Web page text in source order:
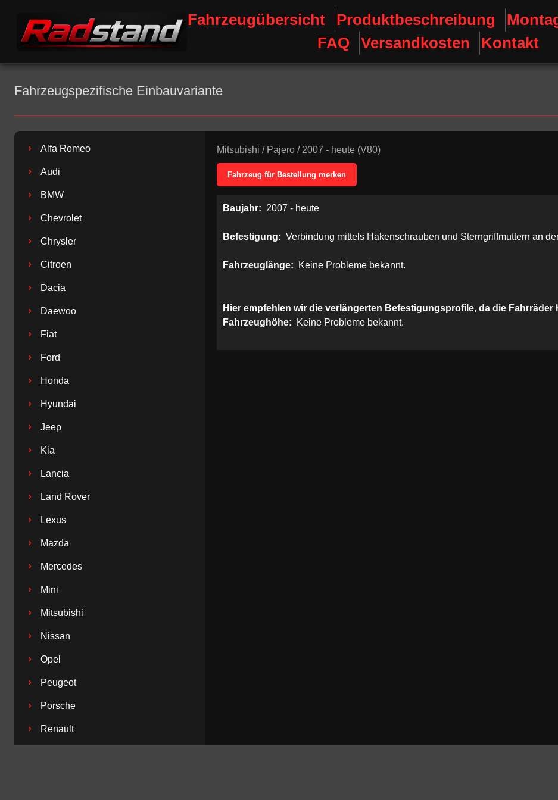
Fahrzeugübersicht Produktbeschreibung
FAQ
Versandkosten Kontakt
Fahrzeugspezifische Einbauvariante
› Alfa Romeo
› Audi
› BMW
› Chevrolet
› Chrysler
› Citroen
› Dacia
› Daewoo
› Fiat
› Ford
› Honda
› Hyundai
› Jeep
› Kia
› Lancia
› Land Rover
› Lexus
› Mazda
› Mercedes
› Mini
› Mitsubishi
› Nissan
› Opel
› Peugeot
› Porsche
› Renault
Mitsubishi / Pajero / 2007 - heute (V80)
Fahrzeug für Bestellung merken
Baujahr: 2007 - heute
Befestigung: Verbindung mittels Hakenschrauben und Sterngriffmuttern an
Fahrzeuglänge: Keine Probleme bekannt.
Hier empfehlen wir die verlängerten Befestigungsprofile, da die
Fahrzeughöhe:
Keine Probleme bekannt.